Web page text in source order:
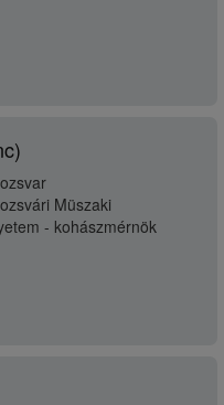
Müszaki
- kohászmérnök